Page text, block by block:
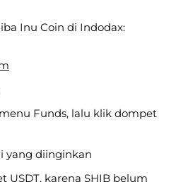
Inu Coin di Indodax:
Funds, lalu klik dompet
yang diinginkan
USDT, karena SHIB belum